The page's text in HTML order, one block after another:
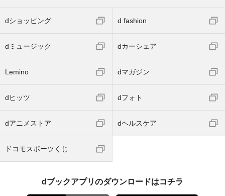
dショッピング d fashion
dミュージック dカーシェア
Lemino dマガジン
dヒッツ dフォト
dアニメストア dヘルスケア
ドコモスポーツくじ
dブックアプリのダウンロードはコチラ